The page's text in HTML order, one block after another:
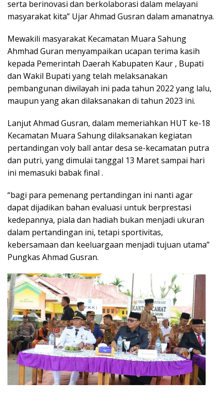
serta berinovasi dan berkolaborasi dalam melayani
masyarakat kita” Ujar Ahmad Gusran dalam amanatnya.
Mewakili masyarakat Kecamatan Muara Sahung
Ahmhad Guran menyampaikan ucapan terima kasih
kepada Pemerintah Daerah Kabupaten Kaur , Bupati
dan Wakil Bupati yang telah melaksanakan
pembangunan diwilayah ini pada tahun 2022 yang lalu,
maupun yang akan dilaksanakan di tahun 2023 ini.
Lanjut Ahmad Gusran, dalam memeriahkan HUT ke-18
Kecamatan Muara Sahung dilaksanakan kegiatan
pertandingan voly ball antar desa se-kecamatan putra
dan putri, yang dimulai tanggal 13 Maret sampai hari
ini memasuki babak final .
“bagi para pemenang pertandingan ini nanti agar
dapat dijadikan bahan evaluasi untuk berprestasi
kedepannya, piala dan hadiah bukan menjadi ukuran
dalam pertandingan ini, tetapi sportivitas,
kebersamaan dan keeluargaan menjadi tujuan utama”
Pungkas Ahmad Gusran.